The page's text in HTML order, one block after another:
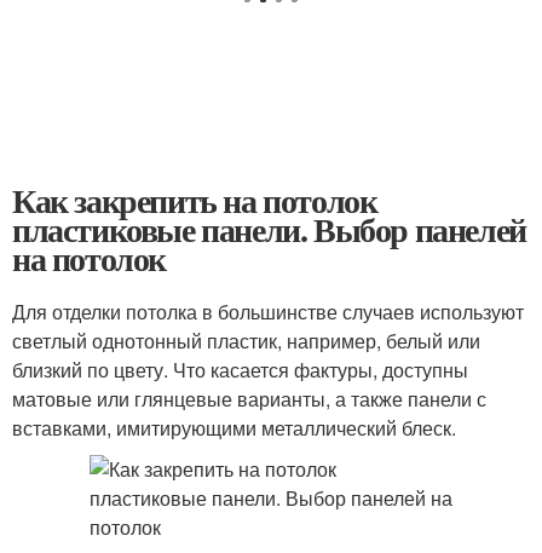
Как закрепить на потолок
пластиковые панели. Выбор панелей
на потолок
Для отделки потолка в большинстве случаев используют
светлый однотонный пластик, например, белый или
близкий по цвету. Что касается фактуры, доступны
матовые или глянцевые варианты, а также панели с
вставками, имитирующими металлический блеск.